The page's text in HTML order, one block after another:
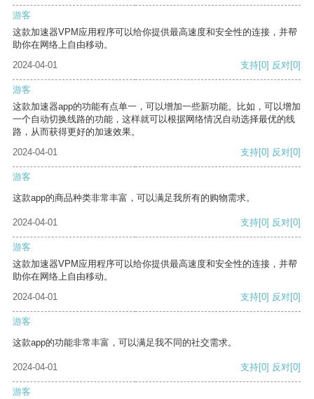
游客
这款加速器VPM应用程序可以给你提供最高速度和安全性的连接，并帮
助你在网络上自由移动。
2024-04-01
支持[0] 反对[0]
游客
这款加速器app的功能有点单一，可以增加一些新功能。比如，可以增加
一个自动切换线路的功能，这样就可以根据网络情况自动选择最优的线
路，从而获得更好的加速效果。
2024-04-01
支持[0] 反对[0]
游客
这款app的商品种类非常丰富，可以满足我所有的购物需求。
2024-04-01 支持[0] 反对[0]
游客
这款加速器VPM应用程序可以给你提供最高速度和安全性的连接，并帮
助你在网络上自由移动。
2024-04-01
支持[0] 反对[0]
游客
这款app的功能非常丰富，可以满足我不同的社交需求。
2024-04-01 支持[0] 反对[0]
游客